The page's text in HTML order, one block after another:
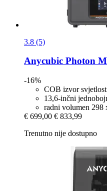
3.8 (5)
Anycubic Photon
-16%
COB izvor
13,6-inčni
radni volumen 298
€ 699,00 € 833,99
Trenutno nije dostupno